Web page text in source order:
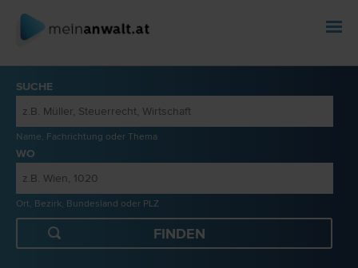
SUCHE
Name, Fachrichtung oder Thema
WO
Ort, Bezirk, Bundesland oder PLZ